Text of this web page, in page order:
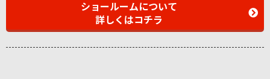
ショールームについて
詳しくはコチラ